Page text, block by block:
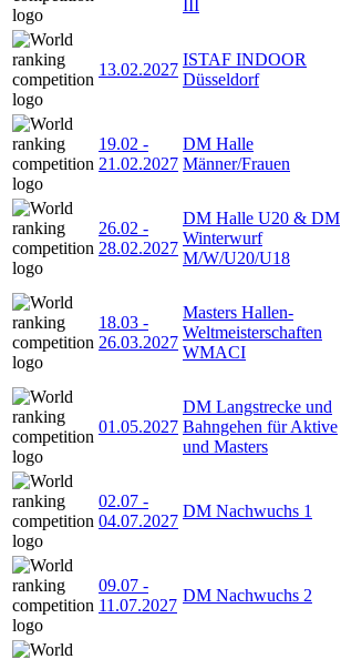
III
13.02.2027
ISTAF INDOOR
Düsseldorf
19.02 -
21.02.2027
DM Halle
Männer/Frauen
26.02 -
28.02.2027
DM Halle U20 & DM
Winterwurf
M/W/U20/U18
18.03 -
26.03.2027
Masters Hallen-
Weltmeisterschaften
WMACI
01.05.2027
DM Langstrecke und
Bahngehen für Aktive
und Masters
02.07 -
04.07.2027
DM Nachwuchs 1
09.07 -
11.07.2027
DM Nachwuchs 2